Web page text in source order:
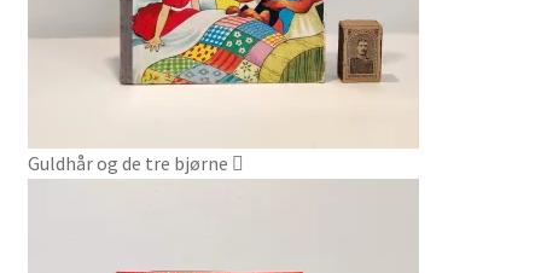
Guldhår og de tre bjørne